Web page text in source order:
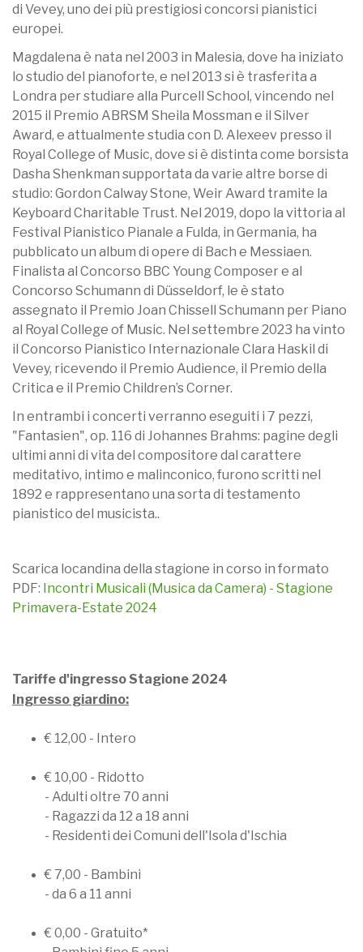
di Vevey, uno dei più prestigiosi concorsi pianistici
europei.
Magdalena è nata nel 2003 in Malesia, dove ha iniziato
lo studio del pianoforte, e nel 2013 si è trasferita a
Londra per studiare alla Purcell School, vincendo nel
2015 il Premio ABRSM Sheila Mossman e il Silver
Award, e attualmente studia con D. Alexeev presso il
Royal College of Music, dove si è distinta come borsista
Dasha Shenkman supportata da varie altre borse di
studio: Gordon Calway Stone, Weir Award tramite la
Keyboard Charitable Trust. Nel 2019, dopo la vittoria al
Festival Pianistico Pianale a Fulda, in Germania, ha
pubblicato un album di opere di Bach e Messiaen.
Finalista al Concorso BBC Young Composer e al
Concorso Schumann di Düsseldorf, le è stato
assegnato il Premio Joan Chissell Schumann per Piano
al Royal College of Music. Nel settembre 2023 ha vinto
il Concorso Pianistico Internazionale Clara Haskil di
Vevey, ricevendo il Premio Audience, il Premio della
Critica e il Premio Children’s Corner.
In entrambi i concerti verranno eseguiti i 7 pezzi,
"Fantasien", op. 116 di Johannes Brahms: pagine degli
ultimi anni di vita del compositore dal carattere
meditativo, intimo e malinconico, furono scritti nel
1892 e rappresentano una sorta di testamento
pianistico del musicista..
Scarica locandina della stagione in corso in formato
PDF: Incontri Musicali (Musica da Camera) - Stagione
Primavera-Estate 2024
Tariffe d'ingresso Stagione 2024
Ingresso giardino:
€ 12,00 - Intero
€ 10,00 - Ridotto
- Adulti oltre 70 anni
- Ragazzi da 12 a 18 anni
- Residenti dei Comuni dell'Isola d'Ischia
€ 7,00 - Bambini
- da 6 a 11 anni
€ 0,00 - Gratuito*